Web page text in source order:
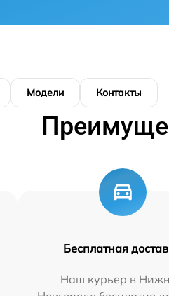
Модели Контакты
Бесплатная
Наш курьер в